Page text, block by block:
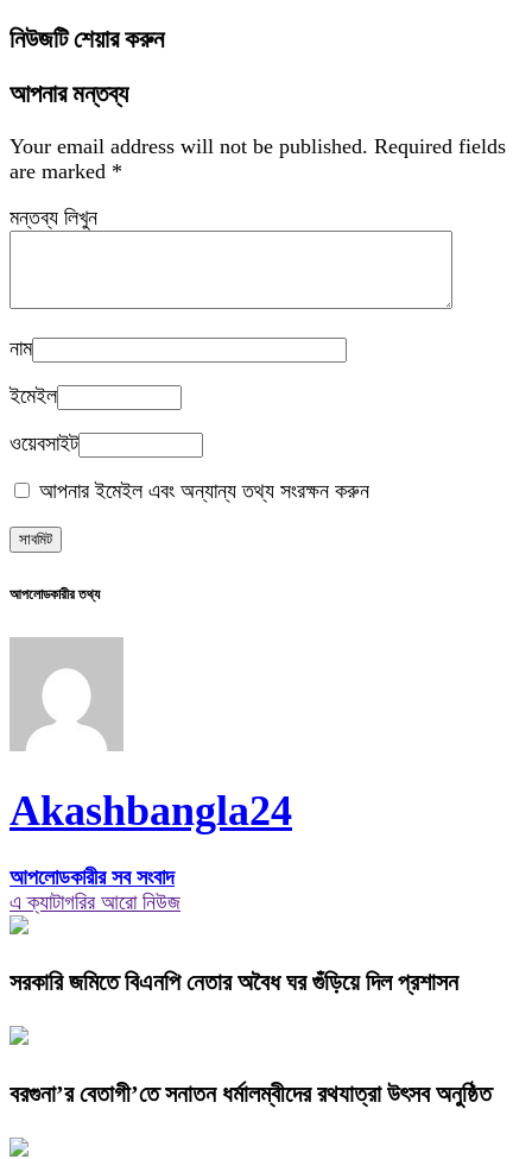
নিউজটি শেয়ার করুন
আপনার মন্তব্য
Your email address will not be published. Required fields
are marked *
মন্তব্য লিখুন
নাম
ইমেইল
ওয়েবসাইট
আপনার ইমেইল এবং অন্যান্য তথ্য সংরক্ষন করুন
আপলোডকারীর তথ্য
Akashbangla24
আপলোডকারীর সব সংবাদ
এ ক্যাটাগরির আরো নিউজ
সরকারি জমিতে বিএনপি নেতার অবৈধ ঘর গুঁড়িয়ে দিল প্রশাসন
বরগুনা’র বেতাগী’তে সনাতন ধর্মালম্বীদের রথযাত্রা উৎসব অনুষ্ঠিত